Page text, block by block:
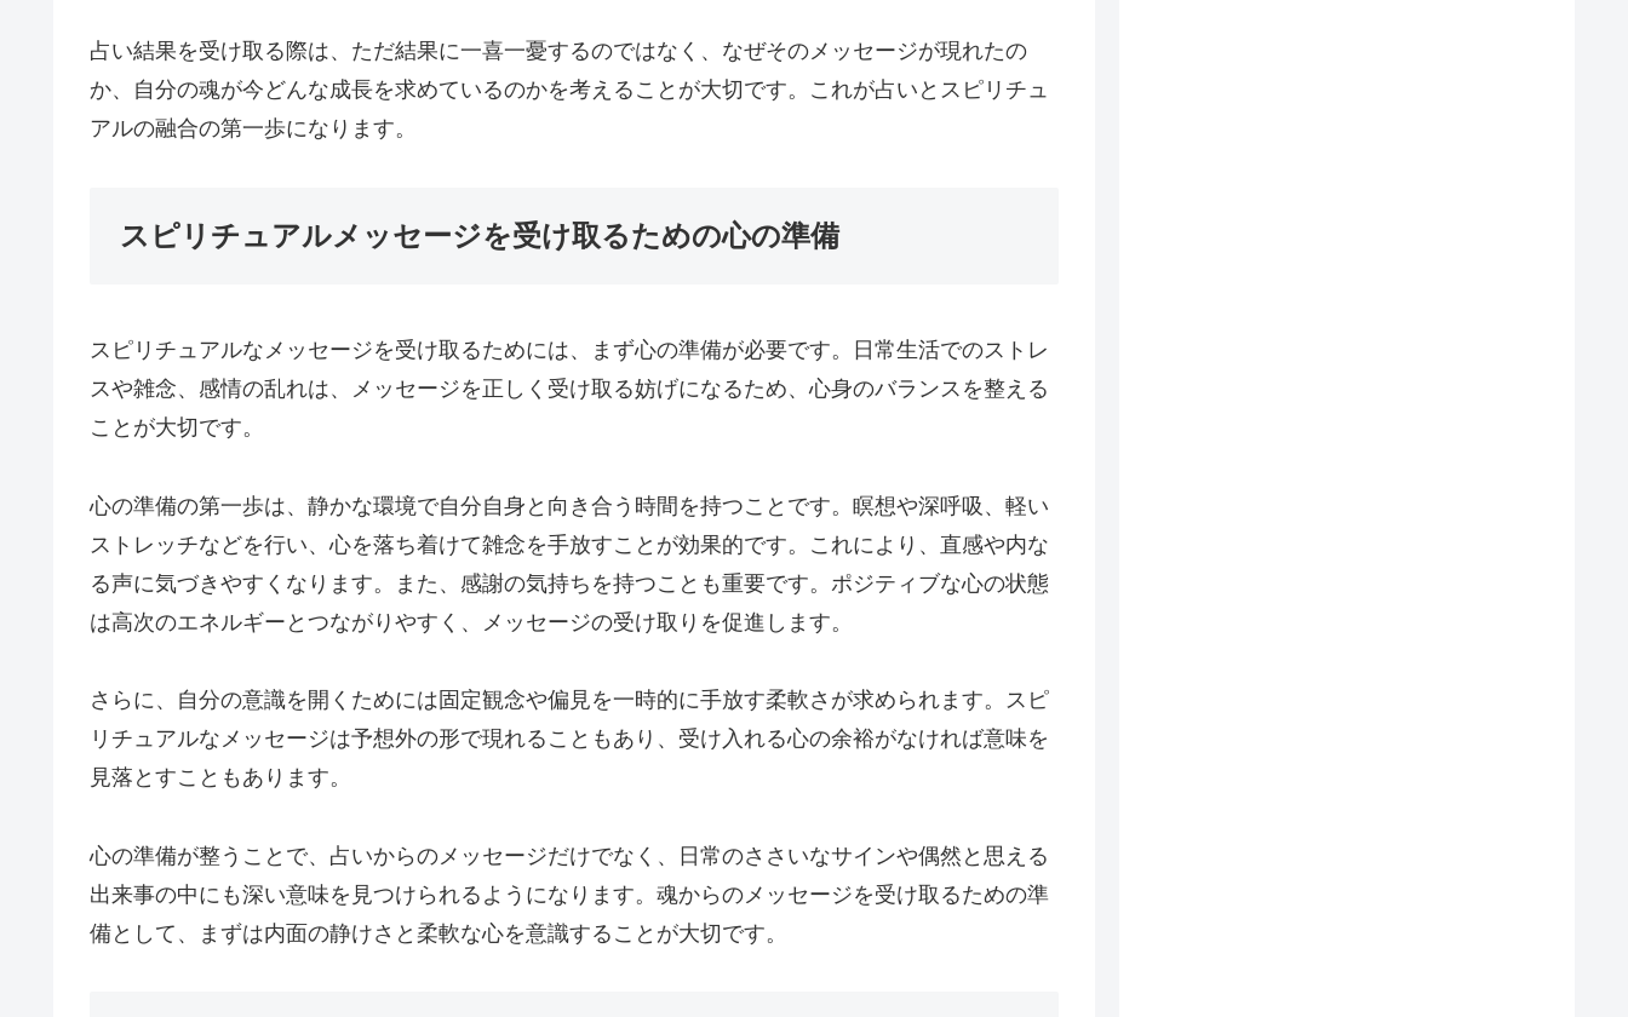
占い結果を受け取る際は、ただ結果に一喜一憂するのではなく、なぜそのメッセージが現れたの
か、自分の魂が今どんな成長を求めているのかを考えることが大切です。これが占いとスピリチュ
アルの融合の第一歩になります。
スピリチュアルメッセージを受け取るための心の準備
スピリチュアルなメッセージを受け取るためには、まず心の準備が必要です。日常生活でのストレ
スや雑念、感情の乱れは、メッセージを正しく受け取る妨げになるため、心身のバランスを整える
ことが大切です。
心の準備の第一歩は、静かな環境で自分自身と向き合う時間を持つことです。瞑想や深呼吸、軽い
ストレッチなどを行い、心を落ち着けて雑念を手放すことが効果的です。これにより、直感や内な
る声に気づきやすくなります。また、感謝の気持ちを持つことも重要です。ポジティブな心の状態
は高次のエネルギーとつながりやすく、メッセージの受け取りを促進します。
さらに、自分の意識を開くためには固定観念や偏見を一時的に手放す柔軟さが求められます。スピ
リチュアルなメッセージは予想外の形で現れることもあり、受け入れる心の余裕がなければ意味を
見落とすこともあります。
心の準備が整うことで、占いからのメッセージだけでなく、日常のささいなサインや偶然と思える
出来事の中にも深い意味を見つけられるようになります。魂からのメッセージを受け取るための準
備として、まずは内面の静けさと柔軟な心を意識することが大切です。